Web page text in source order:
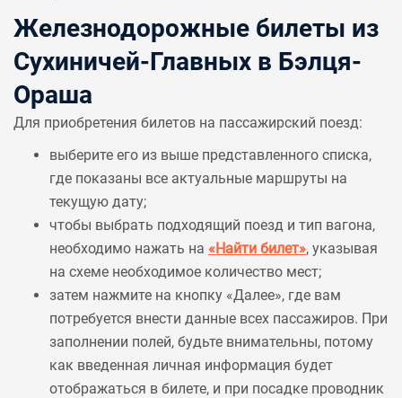
Железнодорожные билеты из
Сухиничей-Главных в Бэлця-
Ораша
Для приобретения билетов на пассажирский поезд:
выберите его из выше представленного списка,
где показаны все актуальные маршруты на
текущую дату;
чтобы выбрать подходящий поезд и тип вагона,
необходимо нажать на «Найти билет», указывая
на схеме необходимое количество мест;
затем нажмите на кнопку «Далее», где вам
потребуется внести данные всех пассажиров. При
заполнении полей, будьте внимательны, потому
как введенная личная информация будет
отображаться в билете, и при посадке проводник